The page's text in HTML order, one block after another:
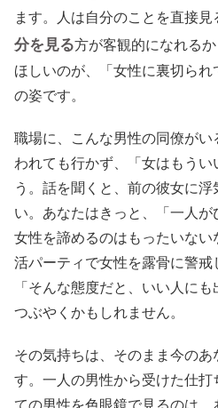
ます。人は自分のことを直接見
分を見る方が客観的になれる
ほしいのが、「女性に裏切られ
の姿です。
職場に、こんな男性の同僚が
われても行かず、「女はもう
う。話を聞くと、前の彼女に
い。あなたはきっと、「一人
女性を諦めるのはもったいな
活パーティで女性を露骨に警戒
「そんな態度だと、いい人に
つぶやくかもしれません。
その気持ちは、そのまま今の
す。一人の男性から受けた仕
ての男性を色眼鏡で見るのは